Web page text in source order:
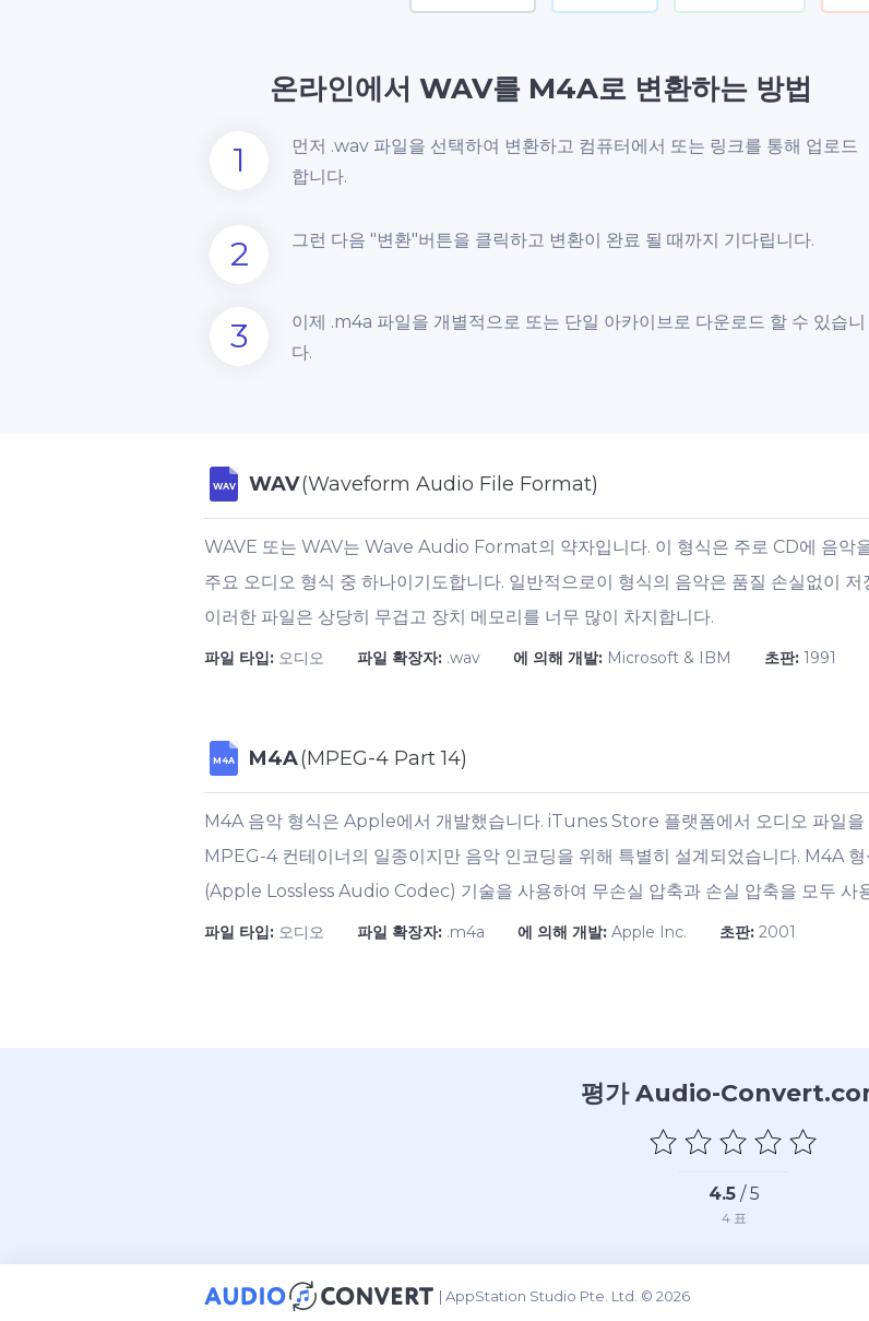
온라인에서 WAV를 M4A로 변환하는 방법
1
먼저 .wav 파일을 선택하여 변환하고 컴퓨터에서 또는 링크를 통해 업로드
합니다.
2 그런 다음 "변환"버튼을 클릭하고 변환이 완료 될 때까지 기다립니다.
3
이제 .m4a 파일을 개별적으로 또는 단일 아카이브로 다운로드 할 수 있습니
다.
WAV WAV(Waveform Audio File Format)
WAVE 또는 WAV는 Wave Audio Format의 약자입니다. 이 형식은 주로 CD에 음악
주요 오디오 형식 중 하나이기도합니다. 일반적으로이 형식의 음악은 품질 손실없이
이러한 파일은 상당히 무겁고 장치 메모리를 너무 많이 차지합니다.
파일 타입: 오디오 파일 확장자: .wav 에 의해 개발: Microsoft & IBM 초판: 1991
M4A M4A(MPEG-4 Part 14)
M4A 음악 형식은 Apple에서 개발했습니다. iTunes Store 플랫폼에서 오디오 파일을
MPEG-4 컨테이너의 일종이지만 음악 인코딩을 위해 특별히 설계되었습니다.
(Apple Lossless Audio Codec) 기술을 사용하여 무손실 압축과 손실 압축을 모두 사
파일 타입: 오디오 파일 확장자: .m4a 에 의해 개발: Apple Inc. 초판: 2001
평가 Audio-
4.5/ 5
4표
| AppStation Studio Pte. Ltd. © 2026